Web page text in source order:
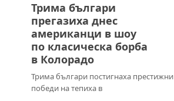
Трима българи
прегазиха днес
американци в шоу
по класическа борба
в Колорадо
Трима българи постигнаха престижни
победи на тепиха в